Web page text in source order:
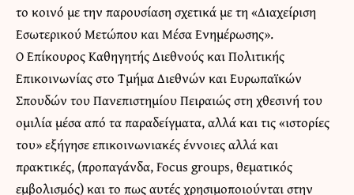
το κοινό με την παρουσίαση σχετικά με τη «Διαχείριση
Εσωτερικού Μετώπου και Μέσα Ενημέρωσης».
Ο Επίκουρος Καθηγητής Διεθνούς και Πολιτικής
Επικοινωνίας στο Τμήμα Διεθνών και Ευρωπαϊκών
Σπουδών του Πανεπιστημίου Πειραιώς στη χθεσινή του
ομιλία μέσα από τα παραδείγματα, αλλά και τις «ιστορίες
του» εξήγησε επικοινωνιακές έννοιες αλλά και
πρακτικές, (προπαγάνδα, Focus groups, θεματικός
εμβολισμός) και το πως αυτές χρησιμοποιούνται στην